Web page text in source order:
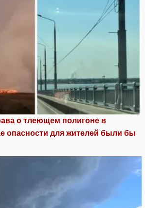
о тлеющем полигоне в
опасности для жителей были бы